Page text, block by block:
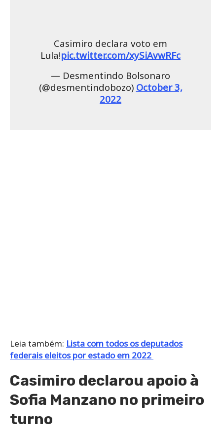
Casimiro declara voto em
Lula!pic.twitter.com/xySiAvwRFc
— Desmentindo Bolsonaro
(@desmentindobozo) October 3,
2022
Leia também: Lista com todos os deputados
federais eleitos por estado em 2022
Casimiro declarou apoio à
Sofia Manzano no primeiro
turno